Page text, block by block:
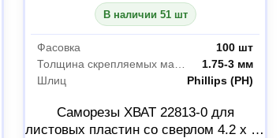
В наличии 51 шт
Фасовка
100 шт
1.75-3 мм
Шлиц
Phillips (PH)
Саморезы ХВАТ 22813-0 для
листовых пластин со сверлом 4.2 x 13